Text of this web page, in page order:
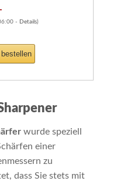
- Details)
wurde speziell
einer
zu
dass Sie stets mit